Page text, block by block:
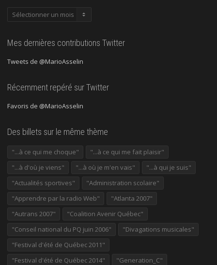
Publications
Mes dernières contributions Twitter
Tweets de @MarioAsselin
Récemment repéré sur Twitter
Favoris de @MarioAsselin
Des billets sur le même thème
"...à ce qui me choque"
"...à ce qui me fait plaisir"
"...à d'où je viens"
"...à où je m'en vais"
"...à qui je suis"
"Actualités sportives"
"Administration scolaire"
"Apprendre par la radio Web"
"Atlanta 2007"
"Autrans 2007"
"Coalition Avenir Québec"
"Conseil national du PQ juin 2006"
"Divagations musicales"
"Festival d'été de Québec 2011"
"Festival d'été de Québec 2014"
"Generation_C"